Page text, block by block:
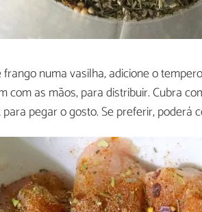
numa vasilha, adicione o
com as mãos, para distribuir. Cubra
para pegar o gosto. Se preferir, poderá